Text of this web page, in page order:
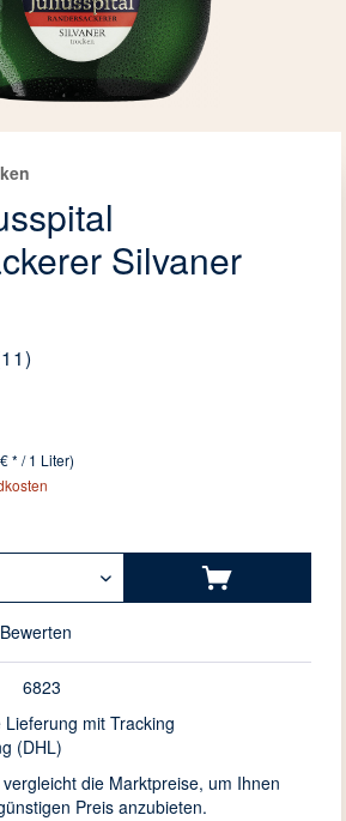
Silvaner
11)
* / 1 Liter)
Bewerten
6823
mit Tracking
(DHL)
die Marktpreise, um Ihnen
Preis anzubieten.